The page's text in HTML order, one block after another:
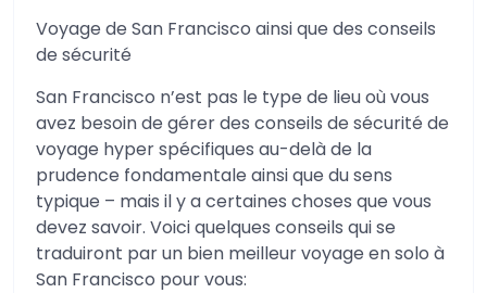
Voyage de San Francisco ainsi que des conseils
de sécurité
San Francisco n’est pas le type de lieu où vous
avez besoin de gérer des conseils de sécurité de
voyage hyper spécifiques au-delà de la
prudence fondamentale ainsi que du sens
typique – mais il y a certaines choses que vous
devez savoir. Voici quelques conseils qui se
traduiront par un bien meilleur voyage en solo à
San Francisco pour vous: